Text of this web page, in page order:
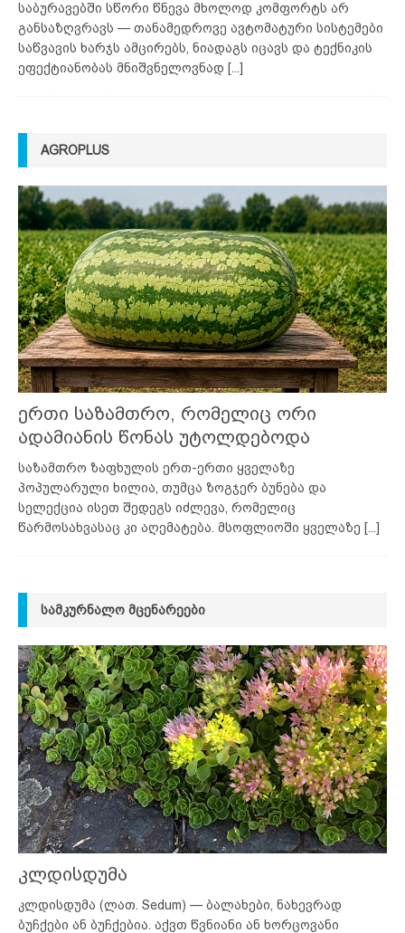
საბურავებში სწორი წნევა მხოლოდ კომფორტს არ
განსაზღვრავს — თანამედროვე ავტომატური სისტემები
საწვავის ხარჯს ამცირებს, ნიადაგს იცავს და ტექნიკის
ეფექტიანობას მნიშვნელოვნად [...]
AGROPLUS
ერთი საზამთრო, რომელიც ორი
ადამიანის წონას უტოლდებოდა
საზამთრო ზაფხულის ერთ-ერთი ყველაზე
პოპულარული ხილია, თუმცა ზოგჯერ ბუნება და
სელექცია ისეთ შედეგს იძლევა, რომელიც
წარმოსახვასაც კი აღემატება. მსოფლიოში ყველაზე [...]
ᲡᲐᲛᲙᲣᲠᲜᲐᲚᲝ ᲛᲪᲔᲜᲐᲠᲔᲔᲑᲘ
კლდისდუმა
კლდისდუმა (ლათ. Sedum) — ბალახები, ნახევრად
ბუჩქები ან ბუჩქებია. აქვთ წვნიანი ან ხორცოვანი